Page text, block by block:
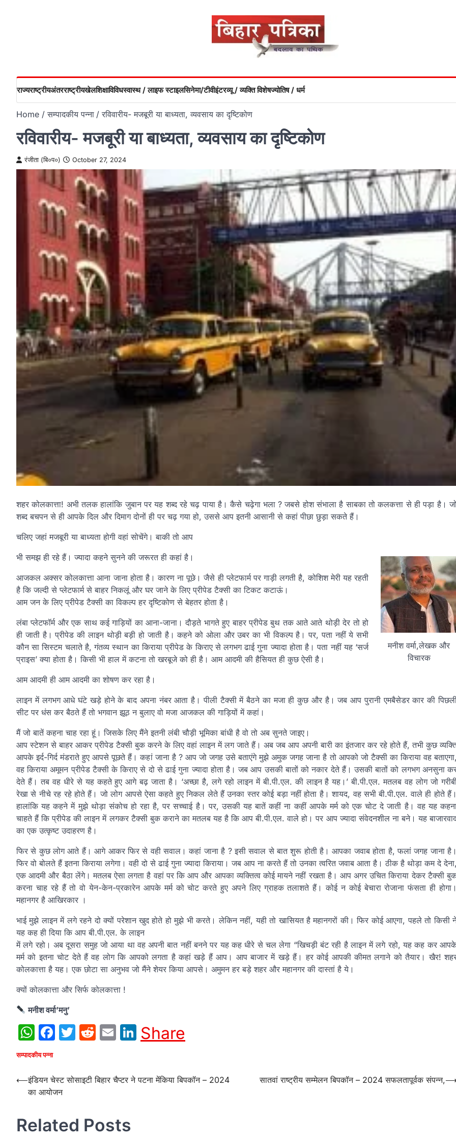
राज्यराष्ट्रीयअंतरराष्ट्रीयखेलशिक्षाविविधस्वास्थ / लाइफ स्टाइलसिनेमा/टीवीइंटरव्यू / व्यक्ति विशेषज्योतिष / धर्म
Home सम्पादकीय पन्ना रविवारीय- मजबूरी या बाध्यता, व्यवसाय का दृष्टिकोण
रविवारीय- मजबूरी या बाध्यता, व्यवसाय का दृष्टिकोण
रंजीता (बि०प०) October 27, 2024
शहर कोलकात्ता! अभी तलक हालांकि जुबान पर यह शब्द रहे चढ़ पाया है। कैसे चढ़ेगा भला ? जबसे होश संभाला है साबका तो कलकत्ता से ही पड़ा है।
शब्द बचपन से ही आपके दिल और दिमाग दोनों ही पर चढ़ गया हो, उससे आप इतनी आसानी से कहां पीछा छुड़ा सकते हैं।
चलिए जहां मजबूरी या बाध्यता होगी वहां सोचेंगे। बाकी तो आप
मनीश वर्मा,लेखक और
विचारक
भी समझ ही रहे हैं। ज्यादा कहने सुनने की जरूरत ही कहां है।
आजकल अक्सर कोलकात्ता आना जाना होता है। कारण ना पूछे। जैसे ही प्लेटफार्म पर गाड़ी लगती है, कोशिश मेरी यह रहती
है कि जल्दी से प्लेटफार्म से बाहर निकलूं और घर जाने के लिए प्रीपेड टैक्सी का टिकट कटाऊं।
आम जन के लिए प्रीपेड टैक्सी का विकल्प हर दृष्टिकोण से बेहतर होता है।
लंबा प्लेटफॉर्म और एक साथ कई गाड़ियों का आना-जाना। दौड़ते भागते हुए बाहर प्रीपेड बुथ तक आते आते थोड़ी देर तो हो
ही जाती है। प्रीपेड की लाइन थोड़ी बड़ी हो जाती है। कहने को ओला और उबर का भी विकल्प है। पर, पता नहीं ये सभी
कौन सा सिस्टम चलाते है, गंतव्य स्थान का किराया प्रीपेड के किराए से लगभग ढाई गुना ज्यादा होता है। पता नहीं यह ‘सर्ज
प्राइस’ क्या होता है। किसी भी हाल में कटना तो खरबूजे को ही है। आम आदमी की हैसियत ही कुछ ऐसी है।
आम आदमी ही आम आदमी का शोषण कर रहा है।
लाइन में लगभग आधे घंटे खड़े होने के बाद अपना नंबर आता है। पीली टैक्सी में बैठने का मजा ही कुछ और है। जब आप पुरानी एमबैसेडर कार की
सीट पर धंस कर बैठते हैं तो भगवान झूठ न बुलाए वो मजा आजकल की गाड़ियों में कहां।
मैं जो बातें कहना चाह रहा हूं। जिसके लिए मैंने इतनी लंबी चौड़ी भूमिका बांधी है वो तो अब सुनते जाइए।
आप स्टेशन से बाहर आकर प्रीपेड टैक्सी बुक करने के लिए वहां लाइन में लग जाते हैं। अब जब आप अपनी बारी का इंतजार कर रहे होते हैं, तभी कुछ
आपके इर्द-गिर्द मंडराते हुए आपसे पूछते हैं। कहां जाना है ? आप जो जगह उसे बताएंगे मुझे अमुक जगह जाना है तो आपको जो टैक्सी का किराया वह
वह किराया अमूमन प्रीपेड टैक्सी के किराए से दो से ढाई गुना ज्यादा होता है। जब आप उसकी बातों को नकार देते हैं। उसकी बातों को लगभग अनसुना
देते हैं। तब वह धीरे से यह कहते हुए आगे बढ़ जाता है। ‘अच्छा है, लगे रहो लाइन में बी.पी.एल. की लाइन है यह।’ बी.पी.एल. मतलब वह लोग जो
रेखा से नीचे रह रहे होते हैं। जो लोग आपसे ऐसा कहते हुए निकल लेते हैं उनका स्तर कोई बड़ा नहीं होता है। शायद, वह सभी बी.पी.एल. वाले ही होते
हालांकि यह कहने में मुझे थोड़ा संकोच हो रहा है, पर सच्चाई है। पर, उसकी यह बातें कहीं ना कहीं आपके मर्म को एक चोट दे जाती है। वह यह
चाहते हैं कि प्रीपेड की लाइन में लगकर टैक्सी बुक कराने का मतलब यह है कि आप बी.पी.एल. वाले हो। पर आप ज्यादा संवेदनशील ना बने। यह
का एक उत्कृष्ट उदाहरण है।
फिर से कुछ लोग आते हैं। आगे आकर फिर से वही सवाल। कहां जाना है ? इसी सवाल से बात शुरू होती है। आपका जवाब होता है, फलां जगह जाना
फिर वो बोलते हैं इतना किराया लगेगा। वही दो से ढाई गुना ज्यादा किराया। जब आप ना करते हैं तो उनका त्वरित जवाब आता है। ठीक है थोड़ा कम दे
एक आदमी और बैठा लेंगे। मतलब ऐसा लगता है वहां पर कि आप और आपका व्यक्तित्व कोई मायने नहीं रखता है। आप अगर उचित किराया देकर टैक्सी
करना चाह रहे हैं तो वो येन-केन-प्रकारेन आपके मर्म को चोट करते हुए अपने लिए ग्राहक तलाशते हैं। कोई न कोई बेचारा रोजाना फंसता ही
महानगर है आखिरकार ।
भाई मुझे लाइन में लगे रहने दो क्यों परेशान खुद होते हो मुझे भी करते। लेकिन नहीं, यही तो खासियत है महानगरों की। फिर कोई आएगा, पहले तो किसी
यह कह ही दिया कि आप बी.पी.एल. के लाइन
में लगे रहो। अब दूसरा समुह जो आया था वह अपनी बात नहीं बनने पर यह कह धीरे से चल लेगा “खिचड़ी बंट रही है लाइन में लगे रहो, यह कह कर
मर्म को इतना चोट देते हैं वह लोग कि आपको लगता है कहां खड़े हैं आप। आप बाजार में खड़े हैं। हर कोई आपकी कीमत लगाने को तैयार। खैर!
कोलकात्ता है यह। एक छोटा सा अनुभव जो मैंने शेयर किया आपसे। अमुमन हर बड़े शहर और महानगर की दास्तां है ये।
क्यों कोलकात्ता और सिर्फ कोलकात्ता !
मनीश वर्मा’मनु’
WhatsApp
Facebook
Twitter
Reddit
EmailLinkedIn
Share
सम्पादकीय पन्ना
Post
navigation
⟵इंडियन चेस्ट सोसाइटी बिहार चैप्टर ने पटना मेंकिया बिपकॉन – 2024
का आयोजन
सातवां राष्ट्रीय सम्मेलन बिपकॉन – 2024 सफलतापूर्वक संपन्न,
Related Posts